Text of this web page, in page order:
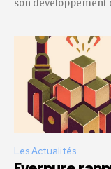
son développement
Les Actualités